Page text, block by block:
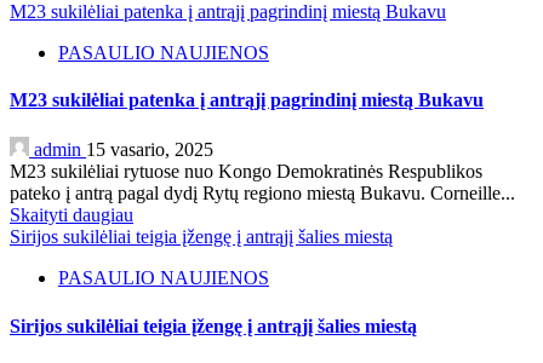
M23 sukilėliai patenka į antrąjį pagrindinį miestą Bukavu
PASAULIO NAUJIENOS
M23 sukilėliai patenka į antrąjį pagrindinį miestą Bukavu
admin 15 vasario, 2025
M23 sukilėliai rytuose nuo Kongo Demokratinės Respublikos
pateko į antrą pagal dydį Rytų regiono miestą Bukavu. Corneille...
Skaityti daugiau
Sirijos sukilėliai teigia įžengę į antrąjį šalies miestą
PASAULIO NAUJIENOS
Sirijos sukilėliai teigia įžengę į antrąjį šalies miestą